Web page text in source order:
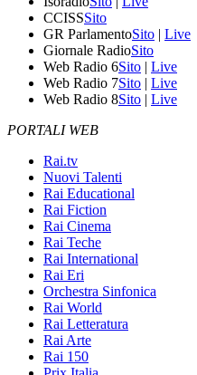
CCISSSito
GR ParlamentoSito | Live
Giornale RadioSito
Web Radio 6Sito | Live
Web Radio 7Sito | Live
Web Radio 8Sito | Live
PORTALI WEB
Rai.tv
Nuovi Talenti
Rai Educational
Rai Fiction
Rai Cinema
Rai Teche
Rai International
Rai Eri
Orchestra Sinfonica
Rai World
Rai Letteratura
Rai Arte
Rai 150